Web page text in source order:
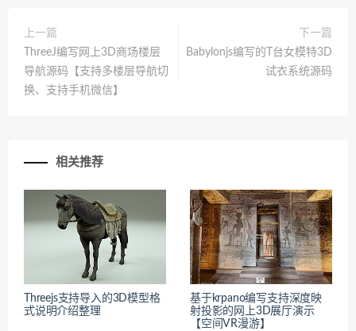
上一篇
ThreeJ编写网上3D商场楼层
导航源码【支持多楼层导航切
换、支持手机微信】
下一篇
Babylonjs编写的T台女模特3D
试衣系统源码
相关推荐
Threejs支持导入的3D模型格
式说明介绍整理
基于krpano编写支持深度映
射投影的网上3D展厅演示
【空间VR漫游】